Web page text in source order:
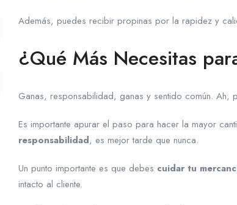
Además, puedes recibir propinas por la rapidez y
¿Qué Más Necesitas
Ganas, responsabilidad, ganas y sentido común.
Es importante apurar el paso para hacer la mayor
responsabilidad, es mejor tarde que nunca.
Un punto importante es que debes cuidar tu
intacto al cliente.